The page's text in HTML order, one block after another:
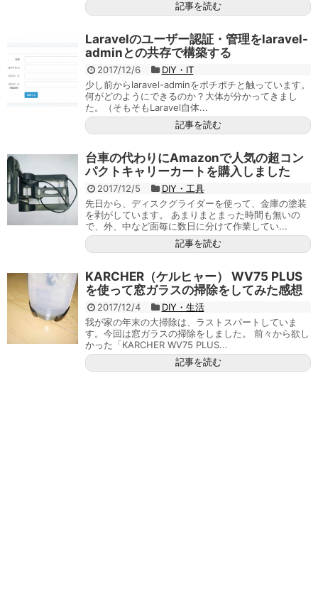
記事を読む
Laravelのユーザー認証・管理をlaravel-
adminとの共存で構築する
2017/12/6
DIY・IT
少し前からlaravel-adminをポチポチと触っています。
何がどのようにできるのか？大体が分かってきまし
た。（そもそもLaravel自体...
記事を読む
台車の代わりにAmazonで人気の超コン
パクトキャリーカートを購入しました
2017/12/5
DIY・工具
先日から、ディスクグライダーを使って、金庫の塗装
を剥がしています。 あまりまとまった時間も無いの
で、外、中など面毎に数日に分けて作業してい...
記事を読む
KARCHER（ケルヒャー） WV75 PLUS
を使って窓ガラスの掃除をしてみた感想
2017/12/4
DIY・生活
我が家の年末の大掃除は、ラストスパートしていま
す。今回は窓ガラスの掃除をしました。 前々から欲し
かった「KARCHER WV75 PLUS...
記事を読む